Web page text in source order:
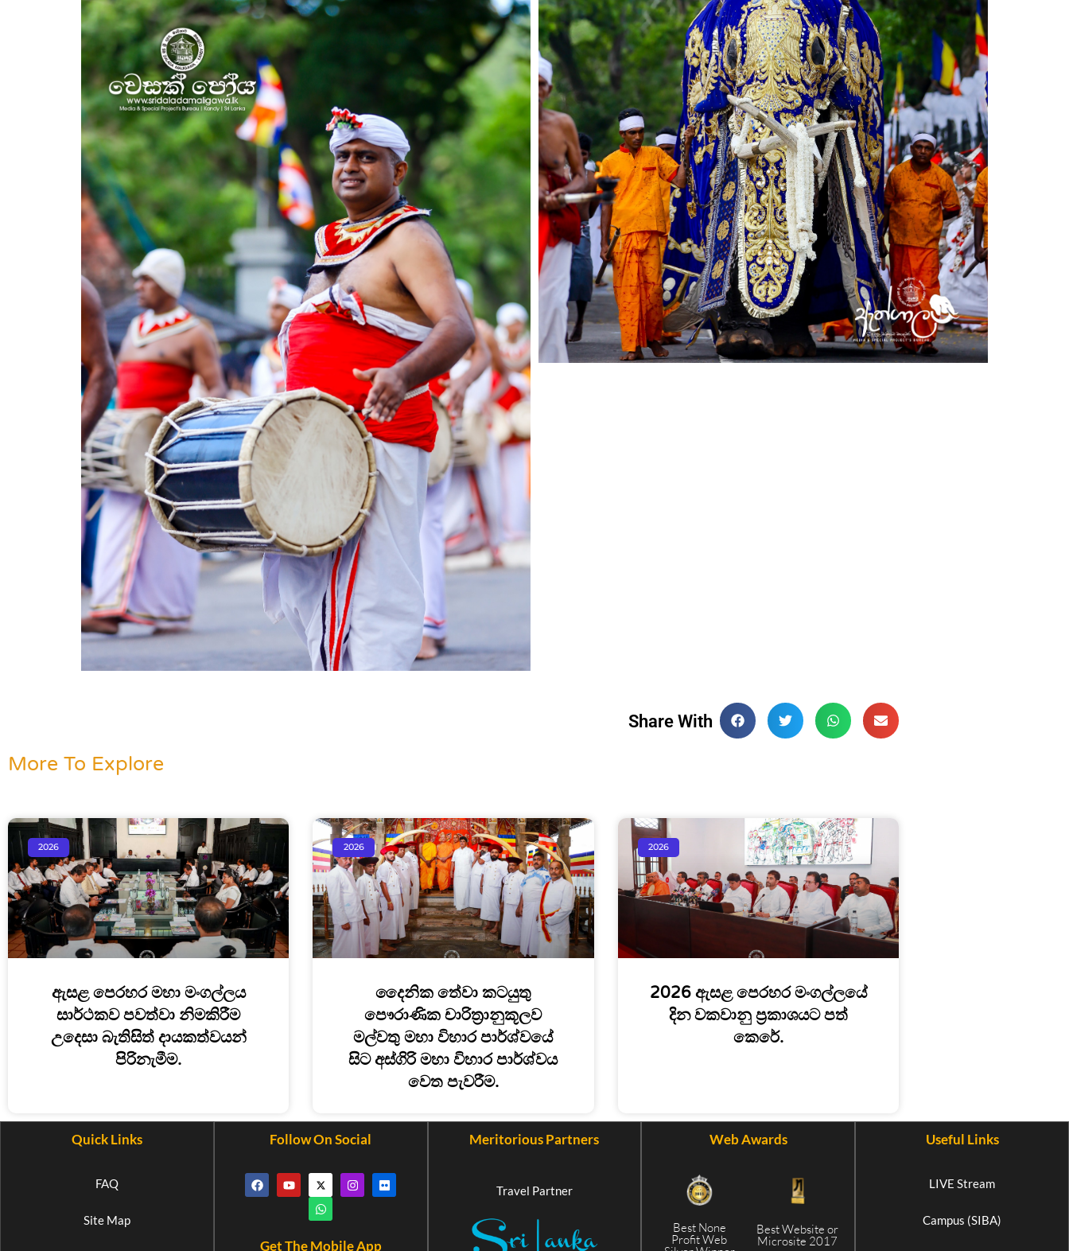
Share With
More To Explore
2026
ඇසළ පෙරහර මහා මංගල්ලය
සාර්ථකව පවත්වා නිමකිරීම
උදෙසා බැතිසිත් දායකත්වයන්
පිරිනැමීම.
2026
දෛනික තේවා කටයුතු
පෞරාණික චාරිත්‍රානුකූලව
මල්වතු මහා විහාර පාර්ශ්වයේ
සිට අස්ගිරි මහා විහාර පාර්ශ්වය
වෙත පැවරීම.
2026
2026 ඇසළ පෙරහර මංගල්ලයේ
දින වකවානු ප්‍රකාශයට පත්
කෙරේ.
Quick Links
FAQ
Site Map
Follow On Social
Get The Mobile App
Meritorious Partners
Travel Partner
Web Awards
Best None
Profit Web
Best Website or
Microsite 2017
Useful Links
LIVE Stream
Campus (SIBA)